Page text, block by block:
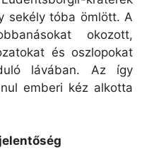
sekély tóba ömlött. A
okozott,
és oszlopokat
lávában. Az így
emberi kéz alkotta